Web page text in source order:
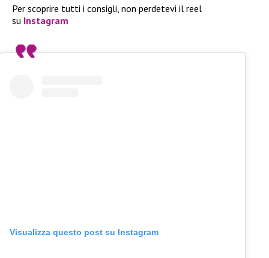
Per scoprire tutti i consigli, non perdetevi il reel
su Instagram
Visualizza questo post su Instagram